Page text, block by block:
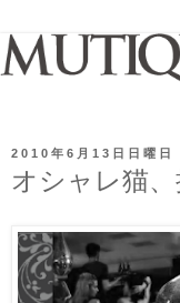
2010年6月13日日曜日
オシャレ猫、